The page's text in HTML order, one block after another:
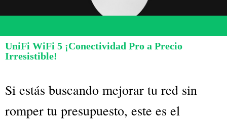
UniFi WiFi 5 ¡Conectividad Pro a Precio
Irresistible!
Si estás buscando mejorar tu red sin
romper tu presupuesto, este es el